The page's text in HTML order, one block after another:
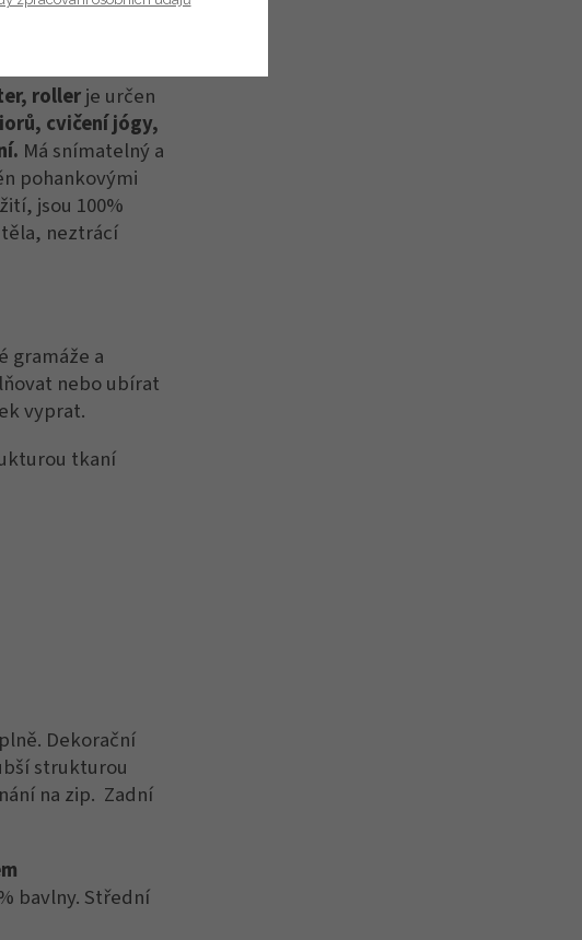
- 1ks
rollerje určen
cvičení jógy,
Má snímatelný a
pohankovými
jsou 100%
neztrácí
gramáže a
nebo ubírat
vyprat.
tkaní
Dekorační
strukturou
na zip. Zadní
bavlny. Střední